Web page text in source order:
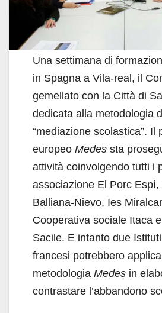
Una settimana di
in Spagna a Vila-real, il
gemellato con la Città di
dedicata alla metodologia
“mediazione scolastica”. Il
europeo Medes sta
attività coinvolgendo tutti i
associazione El Porc
Balliana-Nievo, Ies
Cooperativa sociale Itaca
Sacile. E intanto due
francesi potrebbero
metodologia Medes in
contrastare l’abbandono